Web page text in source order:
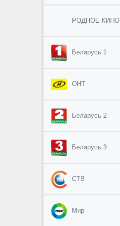
РОДНОЕ КИНО
Беларусь 1
ОНТ
Беларусь 2
Беларусь 3
СТВ
Мир